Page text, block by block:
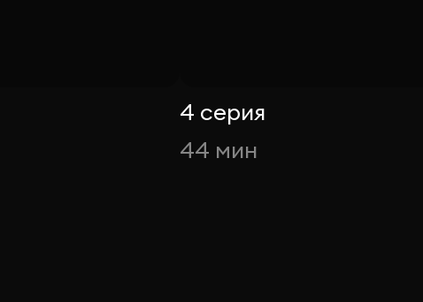
4 серия
44 мин